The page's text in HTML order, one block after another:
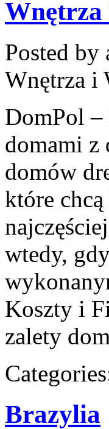
Wnętrza
Posted by
Wnętrza i
DomPol –
domami z
domów
które
wtedy,
Koszty i
zalety
Brazylia